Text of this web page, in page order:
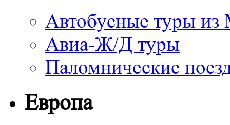
Автобусные туры
Авиа-Ж/Д туры
Паломнические
Европа